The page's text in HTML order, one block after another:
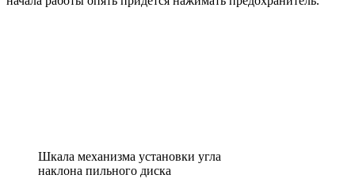
Шкала механизма установки угла
наклона пильного диска